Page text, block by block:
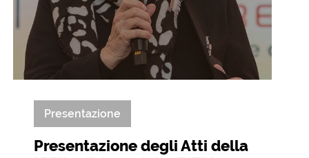
Presentazione
Presentazione degli Atti della